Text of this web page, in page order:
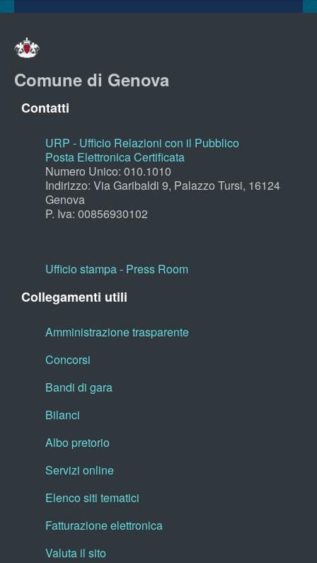
Comune di Genova
Contatti
URP - Ufficio Relazioni con il Pubblico
Posta Elettronica Certificata
Numero Unico: 010.1010
Indirizzo: Via Garibaldi 9, Palazzo Tursi, 16124
Genova
P. Iva: 00856930102
Ufficio stampa - Press Room
Collegamenti utili
Amministrazione trasparente
Concorsi
Bandi di gara
Bilanci
Albo pretorio
Servizi online
Elenco siti tematici
Fatturazione elettronica
Valuta il sito